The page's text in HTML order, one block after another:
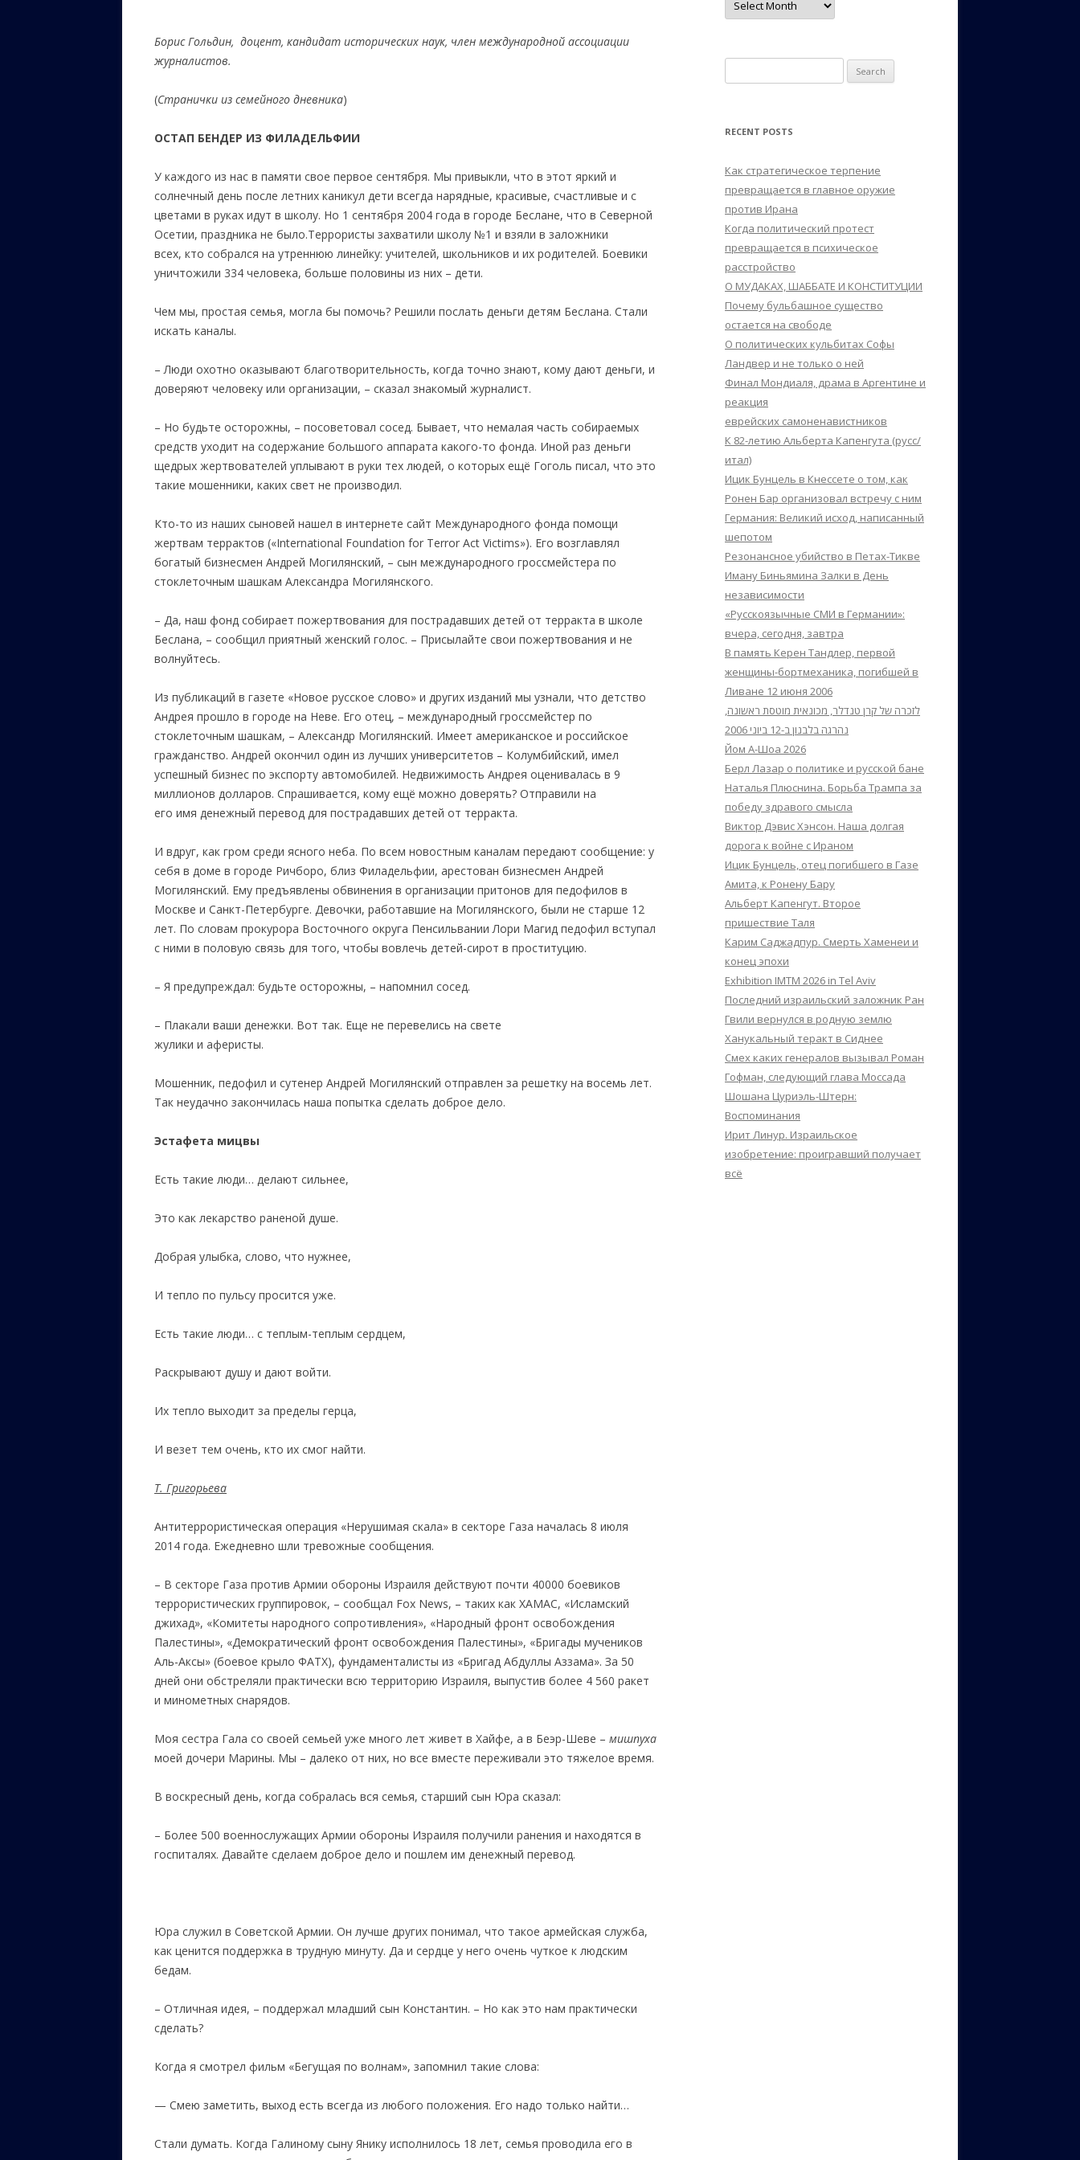
КАЛИНКОВИЧАХ СЕЙЧАС
САЙТУ
УТОЧНЕНИЯ, ДОПОЛНЕНИЯ
КТО КОГО ИЩЕТ
Борис Гольдин, доцент, кандидат исторических наук, член международной ассоциации
журналистов.
(Странички из семейного дневника)
ОСТАП БЕНДЕР ИЗ ФИЛАДЕЛЬФИИ
У каждого из нас в памяти свое первое сентября. Мы привыкли, что в этот яркий и
солнечный день после летних каникул дети всегда нарядные, красивые, счастливые и с
цветами в руках идут в школу. Но 1 сентября 2004 года в городе Беслане, что в Северной
Осетии, праздника не было.Террористы захватили школу №1 и взяли в заложники
всех, кто собрался на утреннюю линейку: учителей, школьников и их родителей. Боевики
уничтожили 334 человека, больше половины из них – дети.
Чем мы, простая семья, могла бы помочь? Решили послать деньги детям Беслана. Стали
искать каналы.
– Люди охотно оказывают благотворительность, когда точно знают, кому дают деньги, и
доверяют человеку или организации, – сказал знакомый журналист.
– Но будьте осторожны, – посоветовал сосед. Бывает, что немалая часть собираемых
средств уходит на содержание большого аппарата какого-то фонда. Иной раз деньги
щедрых жертвователей уплывают в руки тех людей, о которых ещё Гоголь писал, что это
такие мошенники, каких свет не производил.
Кто-то из наших сыновей нашел в интернете сайт Международного фонда помощи
жертвам террактов («International Foundation for Terror Act Victims»). Его возглавлял
богатый бизнесмен Андрей Могилянский, – сын международного гроссмейстера по
стоклеточным шашкам Александра Могилянского.
– Да, наш фонд собирает пожертвования для пострадавших детей от терракта в школе
Беслана, – сообщил приятный женский голос. – Присылайте свои пожертвования и не
волнуйтесь.
Из публикаций в газете «Новое русское слово» и других изданий мы узнали, что детство
Андрея прошло в городе на Неве. Его отец, – международный гроссмейстер по
стоклеточным шашкам, – Александр Могилянский. Имеет американское и российское
гражданство. Андрей окончил один из лучших университетов – Колумбийский, имел
успешный бизнес по экспорту автомобилей. Недвижимость Андрея оценивалась в 9
миллионов долларов. Спрашивается, кому ещё можно доверять? Отправили на
его имя денежный перевод для пострадавших детей от терракта.
И вдруг, как гром среди ясного неба. По всем новостным каналам передают сообщение: у
себя в доме в городе Ричборо, близ Филадельфии, арестован бизнесмен Андрей
Могилянский. Ему предъявлены обвинения в организации притонов для педофилов в
Москве и Санкт-Петербурге. Девочки, работавшие на Могилянского, были не старше 12
лет. По словам прокурора Восточного округа Пенсильвании Лори Магид педофил вступал
с ними в половую связь для того, чтобы вовлечь детей-сирот в проституцию.
– Я предупреждал: будьте осторожны, – напомнил сосед.
– Плакали ваши денежки. Вот так. Еще не перевелись на свете
жулики и аферисты.
Мошенник, педофил и сутенер Андрей Могилянский отправлен за решетку на восемь лет.
Так неудачно закончилась наша попытка сделать доброе дело.
Эстафета мицвы
Есть такие люди… делают сильнее,
Это как лекарство раненой душе.
Добрая улыбка, слово, что нужнее,
И тепло по пульсу просится уже.
Есть такие люди… с теплым-теплым сердцем,
Раскрывают душу и дают войти.
Их тепло выходит за пределы герца,
И везет тем очень, кто их смог найти.
Т. Григорьева
Антитеррористическая операция «Нерушимая скала» в секторе Газа началась 8 июля
2014 года. Ежедневно шли тревожные сообщения.
– В секторе Газа против Армии обороны Израиля действуют почти 40000 боевиков
террористических группировок, – сообщал Fox News, – таких как ХАМАС, «Исламский
джихад», «Комитеты народного сопротивления», «Народный фронт освобождения
Палестины», «Демократический фронт освобождения Палестины», «Бригады мучеников
Аль-Аксы» (боевое крыло ФАТХ), фундаменталисты из «Бригад Абдуллы Аззама». За 50
дней они обстреляли практически всю территорию Израиля, выпустив более 4 560 ракет
и минометных снарядов.
Моя сестра Гала со своей семьей уже много лет живет в Хайфе, а в Беэр-Шеве – мишпуха
моей дочери Марины. Мы – далеко от них, но все вместе переживали это тяжелое время.
В воскресный день, когда собралась вся семья, старший сын Юра сказал:
– Более 500 военнослужащих Армии обороны Израиля получили ранения и находятся в
госпиталях. Давайте сделаем доброе дело и пошлем им денежный перевод.
Юра служил в Советской Армии. Он лучше других понимал, что такое армейская служба,
как ценится поддержка в трудную минуту. Да и сердце у него очень чуткое к людским
бедам.
– Отличная идея, – поддержал младший сын Константин. – Но как это нам практически
сделать?
Когда я смотрел фильм «Бегущая по волнам», запомнил такие слова:
— Смею заметить, выход есть всегда из любого положения. Его надо только найти…
Стали думать. Когда Галиному сыну Янику исполнилось 18 лет, семья проводила его в
for:
RECENT POSTS
Как стратегическое терпение
превращается в главное оружие
против Ирана
Когда политический протест
превращается в психическое
расстройство
О МУДАКАХ, ШАББАТЕ И КОНСТИТУЦИИ
Почему бульбашное существо
остается на свободе
О политических кульбитах Софы
Ландвер и не только о ней
Финал Мондиаля, драма в Аргентине и
реакция
еврейских самоненавистников
К 82-летию Альберта Капенгута (русс/
итал)
Ицик Бунцель в Кнессете о том, как
Ронен Бар организовал встречу с ним
Германия: Великий исход, написанный
шепотом
Резонансное убийство в Петах-Тикве
Иману Биньямина Залки в День
независимости
«Русскоязычные СМИ в Германии»:
вчера, сегодня, завтра
В память Керен Тандлер, первой
женщины-бортмеханика, погибшей в
Ливане 12 июня 2006
לזכרה של קרן טנדלר, מכונאית מוטסת ראשונה,
נהרגה בלבנון ב-12 ביוני 2006
Йом А-Шоа 2026
Берл Лазар о политике и русской бане
Наталья Плюснина. Борьба Трампа за
победу здравого смысла
Виктор Дэвис Хэнсон. Наша долгая
дорога к войне с Ираном
Ицик Бунцель, отец погибшего в Газе
Амита, к Ронену Бару
Альберт Капенгут. Второе
пришествие Таля
Карим Саджадпур. Смерть Хаменеи и
конец эпохи
Exhibition IMTM 2026 in Tel Aviv
Последний израильский заложник Ран
Гвили вернулся в родную землю
Ханукальный теракт в Сиднее
Смех каких генералов вызывал Роман
Гофман, следующий глава Моссада
Шошана Цуриэль-Штерн:
Воспоминания
Ирит Линур. Израильское
изобретение: проигравший получает
всё